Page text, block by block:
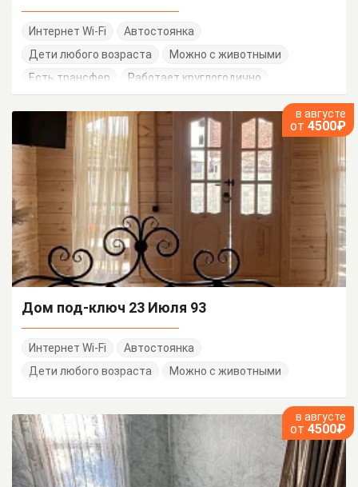
Интернет Wi-Fi
Автостоянка
Дети любого возраста
Можно с животными
Есть трансфер
Работает круглогодично
в августе
от 4500₽
Дом под-ключ 23 Июля 93
Интернет Wi-Fi
Автостоянка
Дети любого возраста
Можно с животными
в августе
от 4500₽